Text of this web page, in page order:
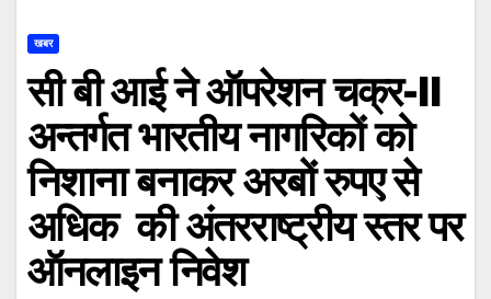
खबर
सी बी आई ने ऑपरेशन चक्र-II
अन्तर्गत भारतीय नागरिकों को
निशाना बनाकर अरबों रुपए से
अधिक की अंतरराष्ट्रीय स्तर पर
ऑनलाइन निवेश